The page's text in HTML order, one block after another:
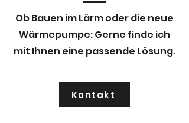
Ob Bauen im Lärm oder die neue
Wärmepumpe: Gerne finde ich
mit Ihnen eine passende Lösung.
Kontakt